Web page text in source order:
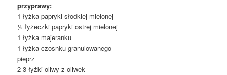
przyprawy:
1 łyżka papryki słodkiej mielonej
½ łyżeczki papryki ostrej mielonej
1 łyżka majeranku
1 łyżka czosnku granulowanego
pieprz
2-3 łyżki oliwy z oliwek